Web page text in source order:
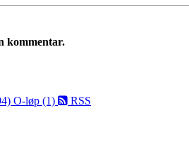
kommentar.
O-løp (1) RSS